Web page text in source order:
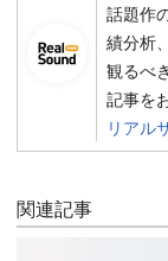
話題作
績分析
観るべ
記事を
リアル
関連記事